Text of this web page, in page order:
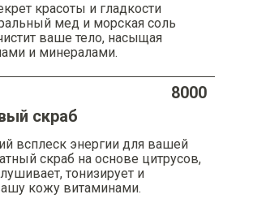
скраб
всплеск энергии для вашей
скраб на основе цитрусов,
тонизирует и
кожу витаминами.
8000
красоты и гладкости
мед и морская соль
ваше тело, насыщая
и минералами.